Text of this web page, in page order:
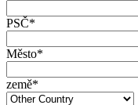
PSČ*
Město*
země*